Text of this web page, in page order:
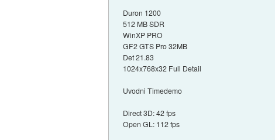
Duron 1200
512 MB SDR
WinXP PRO
GF2 GTS Pro 32MB
Det 21.83
1024x768x32 Full Detail
Uvodni Timedemo
Direct 3D: 42 fps
Open GL: 112 fps